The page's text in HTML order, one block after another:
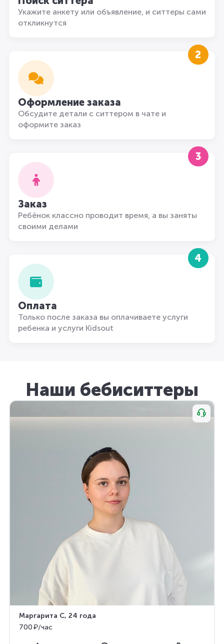
Укажите анкету или объявление, и ситтеры сами
откликнутся
2
Оформление заказа
Обсудите детали с ситтером в чате и
оформите заказ
3
Заказ
Ребёнок классно проводит время, а вы заняты
своими делами
4
Оплата
Только после заказа вы оплачиваете услуги
ребенка и услуги Kidsout
Наши бебиситтеры
Маргарита С, 24 года
700 ₽/час